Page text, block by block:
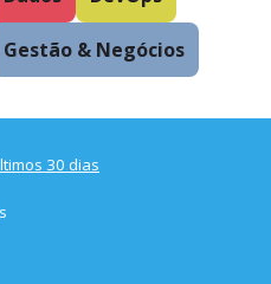
Gestão & Negócios
30 dias